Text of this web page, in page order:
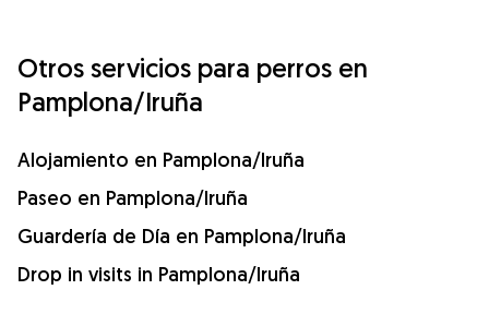
Otros servicios para perros en
Pamplona/Iruña
Alojamiento en Pamplona/Iruña
Paseo en Pamplona/Iruña
Guardería de Día en Pamplona/Iruña
Drop in visits in Pamplona/Iruña